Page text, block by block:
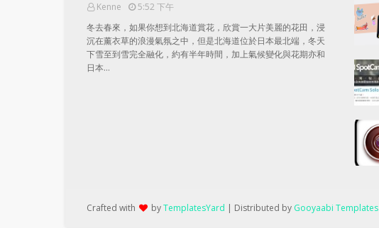
Kenne
5:52 下午
冬去春來，如果你想到北海道賞花，欣賞一大片美麗的花田，浸
沉在薰衣草的浪漫氣氛之中，但是北海道位於日本最北端，冬天
下雪至到雪完全融化，約有半年時間，加上氣候變化與花期亦和
日本…
Crafted with byTemplatesYard | Distributed by Gooyaabi Templates